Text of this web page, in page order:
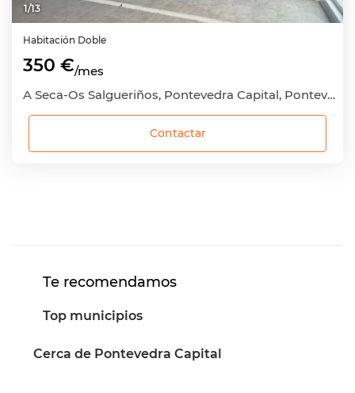
1/13
Habitación Doble
350 €/mes
A Seca-Os Salgueriños, Pontevedra Capital, Pontevedra
Contactar
Te recomendamos
Top municipios
Cerca de Pontevedra Capital